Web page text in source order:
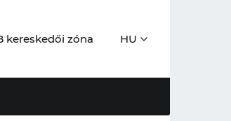
kereskedői zóna HU